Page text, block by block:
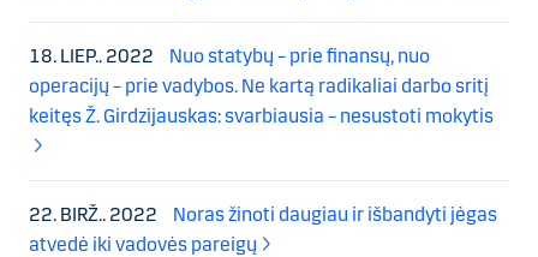
18. LIEP.. 2022
Nuo statybų – prie finansų, nuo
operacijų – prie vadybos. Ne kartą radikaliai darbo sritį
keitęs Ž. Girdzijauskas: svarbiausia – nesustoti mokytis
22. BIRŽ.. 2022
Noras žinoti daugiau ir išbandyti jėgas
atvedė iki vadovės pareigų